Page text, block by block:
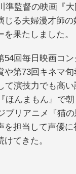
準監督の映画『
じる夫婦漫才師
果たしました。
回毎日映画コン
や第73回キネマ
て演技力でも高
ほんまもん』で
ブリアニメ『猫
を担当して声優
てきた。